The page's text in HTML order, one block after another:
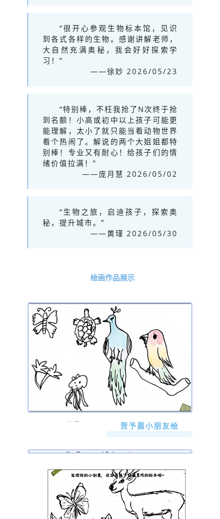
“很开心参观生物标本馆，见识
到各式各样的生物。感谢讲解老师，
大自然充满奥秘，我会好好探索学
习！”
——徐妙 2026/05/23
“特别棒，不枉我抢了N次终于抢
到名额！小高或初中以上孩子可能更
能理解，太小了就只能当看动物世界
看个热闹了。解说的两个大姐姐都特
别棒！专业又有耐心！给孩子们的情
绪价值拉满！”
——庞月慧 2026/05/02
“生物之旅，启迪孩子，探索奥
秘，提升城市。”
——黄瑾 2026/05/30
绘画作品展示
贺予晨小朋友绘